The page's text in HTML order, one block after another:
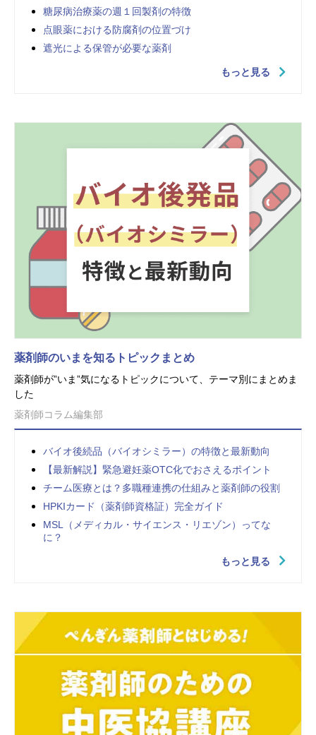
糖尿病治療薬の週１回製剤の特徴
点眼薬における防腐剤の位置づけ
遮光による保管が必要な薬剤
もっと見る
薬剤師のいまを知るトピックまとめ
薬剤師が”いま”気になるトピックについて、テーマ別にまとめま
した
薬剤師コラム編集部
バイオ後続品（バイオシミラー）の特徴と最新動向
【最新解説】緊急避妊薬OTC化でおさえるポイント
チーム医療とは？多職種連携の仕組みと薬剤師の役割
HPKIカード（薬剤師資格証）完全ガイド
MSL（メディカル・サイエンス・リエゾン）ってな
に？
もっと見る